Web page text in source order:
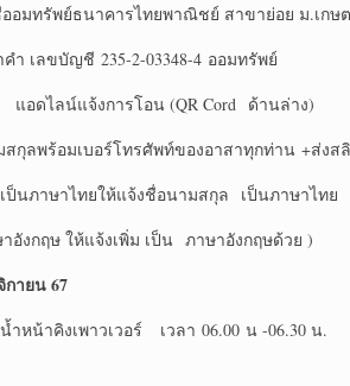
มทรัพย์ธนาคารไทยพาณิชย์ สาขาย่อย ม.เกษ
เลขบัญชี 235-2-03348-4 ออมทรัพย์
อดไลน์แจ้งการโอน (QR Cord ด้านล่าง)
กุลพร้อมเบอร์โทรศัพท์ของอาสาทุกท่าน +ส่งส
ป็นภาษาไทยให้แจ้งชื่อนามสกุล เป็นภาษาไทย
อังกฤษ ให้แจ้งเพิ่ม เป็น ภาษาอังกฤษด้วย )
ายน 67
หน้าคิงเพาวเวอร์ เวลา 06.00 น -06.30 น.